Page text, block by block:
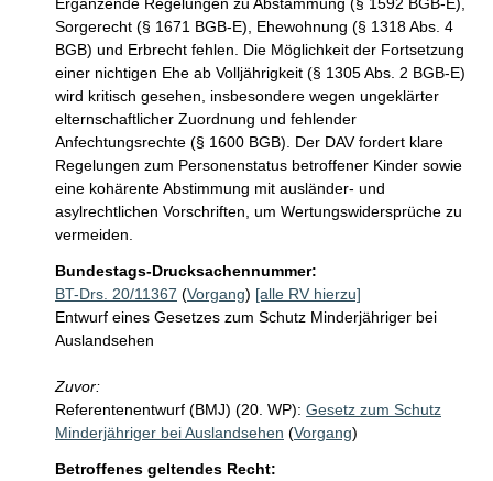
Sorgerecht (§ 1671 BGB-E), Ehewohnung (§ 1318 Abs. 4
BGB) und Erbrecht fehlen. Die Möglichkeit der Fortsetzung
einer nichtigen Ehe ab Volljährigkeit (§ 1305 Abs. 2 BGB-E)
wird kritisch gesehen, insbesondere wegen ungeklärter
elternschaftlicher Zuordnung und fehlender
Anfechtungsrechte (§ 1600 BGB). Der DAV fordert klare
Regelungen zum Personenstatus betroffener Kinder sowie
eine kohärente Abstimmung mit ausländer- und
asylrechtlichen Vorschriften, um Wertungswidersprüche zu
vermeiden.
Bundestags-Drucksachennummer:
BT-Drs. 20/11367 (Vorgang) [alle RV hierzu]
Entwurf eines Gesetzes zum Schutz Minderjähriger bei
Auslandsehen
Zuvor:
Referentenentwurf (BMJ) (20. WP): Gesetz zum Schutz
Minderjähriger bei Auslandsehen (Vorgang)
Betroffenes geltendes Recht: